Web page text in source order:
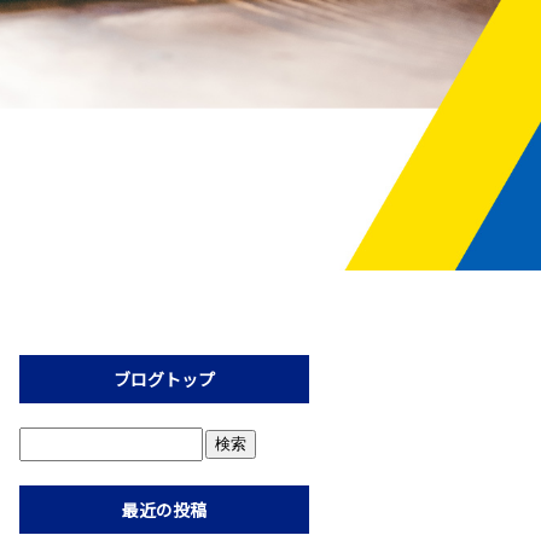
ブログトップ
最近の投稿